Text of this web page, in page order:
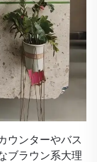
ウンターやバス
ブラウン系大理